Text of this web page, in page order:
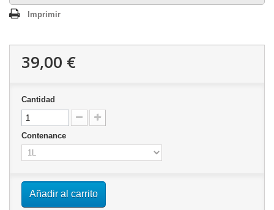
Imprimir
39,00 €
Cantidad
Contenance
Añadir al carrito